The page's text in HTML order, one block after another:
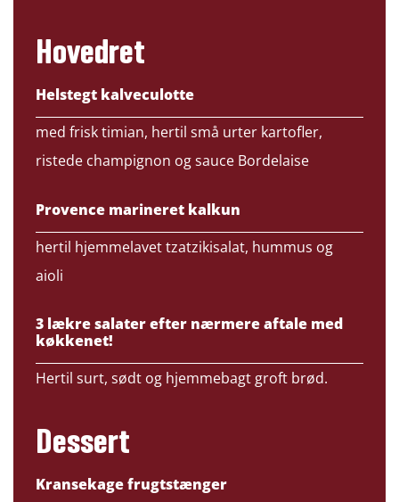
Hovedret
Helstegt kalveculotte
med frisk timian, hertil små urter kartofler,
ristede champignon og sauce Bordelaise
Provence marineret kalkun
hertil hjemmelavet tzatzikisalat, hummus og
aioli
3 lækre salater efter nærmere aftale med
køkkenet!
Hertil surt, sødt og hjemmebagt groft brød.
Dessert
Kransekage frugtstænger